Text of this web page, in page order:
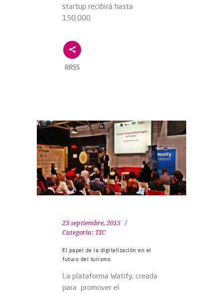
startup recibirá hasta
150.000
RRSS
23 septiembre, 2015
Categoría: TIC
El papel de la digitalización en el
futuro del turismo
La plataforma Watify, creada
para promover el